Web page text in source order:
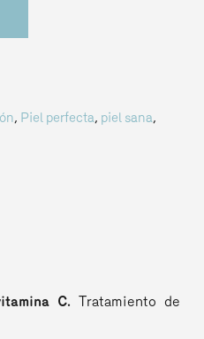
, Piel perfecta, piel sana,
C.Tratamiento de